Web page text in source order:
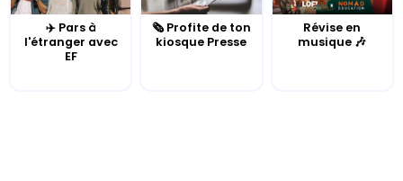
✈️ Pars à
l'étranger avec
EF
🗞️ Profite de ton
kiosque Presse
Révise en
musique 🎶